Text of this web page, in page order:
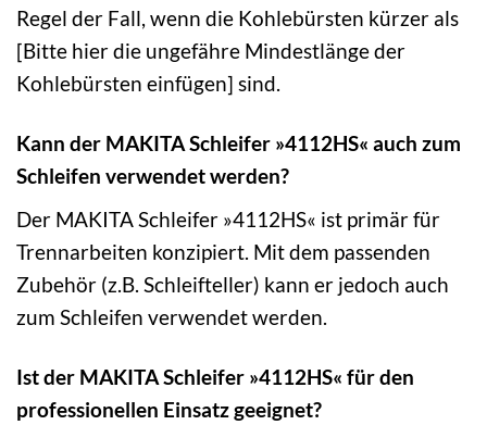
Regel der Fall, wenn die Kohlebürsten kürzer als
[Bitte hier die ungefähre Mindestlänge der
Kohlebürsten einfügen] sind.
Kann der MAKITA Schleifer »4112HS« auch zum
Schleifen verwendet werden?
Der MAKITA Schleifer »4112HS« ist primär für
Trennarbeiten konzipiert. Mit dem passenden
Zubehör (z.B. Schleifteller) kann er jedoch auch
zum Schleifen verwendet werden.
Ist der MAKITA Schleifer »4112HS« für den
professionellen Einsatz geeignet?